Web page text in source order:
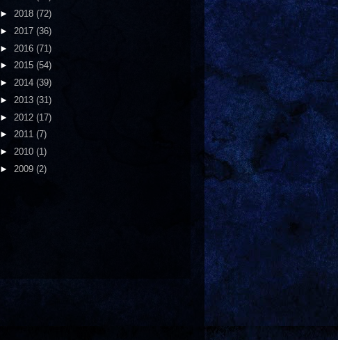
► 2018 (72)
► 2017 (36)
► 2016 (71)
► 2015 (54)
► 2014 (39)
► 2013 (31)
► 2012 (17)
► 2011 (7)
► 2010 (1)
► 2009 (2)